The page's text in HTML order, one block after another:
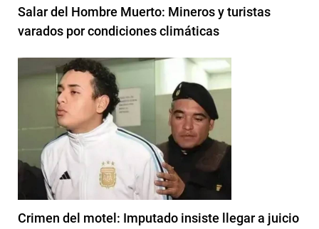
Salar del Hombre Muerto: Mineros y turistas
varados por condiciones climáticas
Crimen del motel: Imputado insiste llegar a juicio